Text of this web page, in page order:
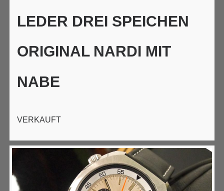
LEDER DREI SPEICHEN
ORIGINAL NARDI MIT
NABE
VERKAUFT